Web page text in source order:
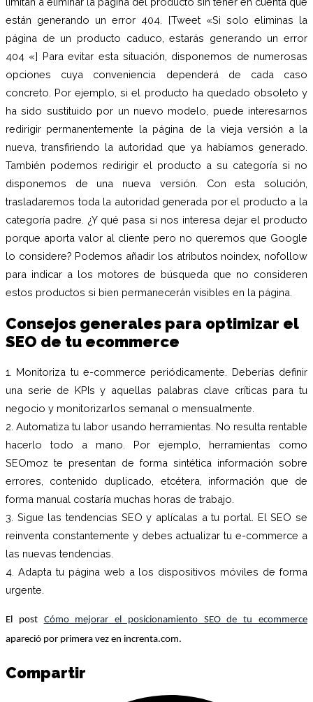
están generando un error 404. [Tweet «Si solo eliminas la
página de un producto caduco, estarás generando un error
404 «] Para evitar esta situación, disponemos de numerosas
opciones cuya conveniencia dependerá de cada caso
concreto. Por ejemplo, si el producto ha quedado obsoleto y
ha sido sustituido por un nuevo modelo, puede interesarnos
redirigir permanentemente la página de la vieja versión a la
nueva, transfiriendo la autoridad que ya habíamos generado.
También podemos redirigir el producto a su categoría si no
disponemos de una nueva versión. Con esta solución,
trasladaremos toda la autoridad generada por el producto a la
categoría padre. ¿Y qué pasa si nos interesa dejar el producto
porque aporta valor al cliente pero no queremos que Google
lo considere? Podemos añadir los atributos noindex, nofollow
para indicar a los motores de búsqueda que no consideren
estos productos si bien permanecerán visibles en la página.
Consejos generales para optimizar el
SEO de tu ecommerce
1. Monitoriza tu e-commerce periódicamente. Deberías definir
una serie de KPIs y aquellas palabras clave críticas para tu
negocio y monitorizarlos semanal o mensualmente.
2. Automatiza tu labor usando herramientas. No resulta rentable
hacerlo todo a mano. Por ejemplo, herramientas como
SEOmoz te presentan de forma sintética información sobre
errores, contenido duplicado, etcétera, información que de
forma manual costaría muchas horas de trabajo.
3. Sigue las tendencias SEO y aplícalas a tu portal. El SEO se
reinventa constantemente y debes actualizar tu e-commerce a
las nuevas tendencias.
4. Adapta tu página web a los dispositivos móviles de forma
urgente.
El post Cómo mejorar el posicionamiento SEO de tu ecommerce
apareció por primera vez en increnta.com.
Compartir